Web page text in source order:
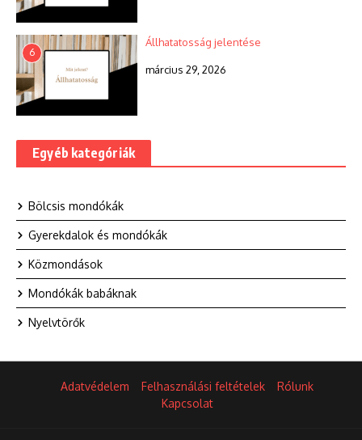
6
Állhatatosság jelentése
március 29, 2026
Egyéb kategóriák
Bölcsis mondókák
Gyerekdalok és mondókák
Közmondások
Mondókák babáknak
Nyelvtörők
Adatvédelem Felhasználási feltételek
Rólunk
Kapcsolat